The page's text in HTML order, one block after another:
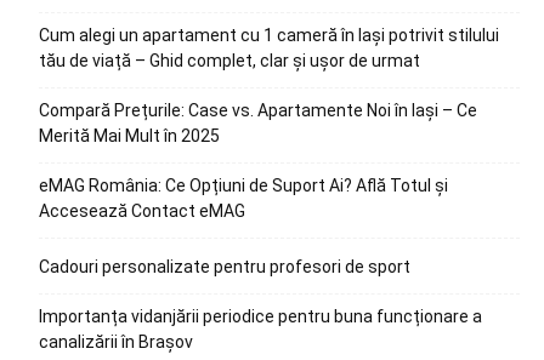
Cum alegi un apartament cu 1 cameră în Iași potrivit stilului
tău de viață – Ghid complet, clar și ușor de urmat
Compară Prețurile: Case vs. Apartamente Noi în Iași – Ce
Merită Mai Mult în 2025
eMAG România: Ce Opțiuni de Suport Ai? Află Totul și
Accesează Contact eMAG
Cadouri personalizate pentru profesori de sport
Importanța vidanjării periodice pentru buna funcționare a
canalizării în Brașov